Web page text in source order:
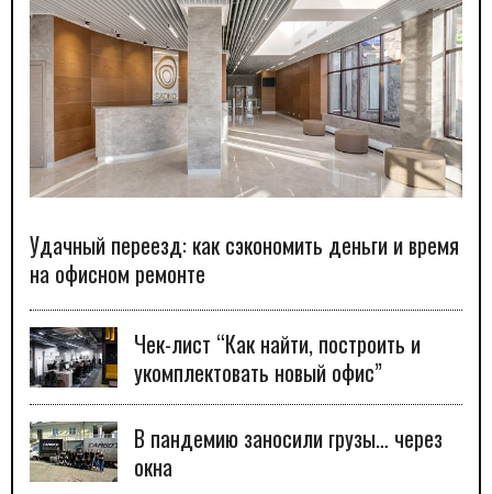
Удачный переезд: как сэкономить деньги и время
на офисном ремонте
Чек-лист “Как найти, построить и
укомплектовать новый офис”
В пандемию заносили грузы… через
окна